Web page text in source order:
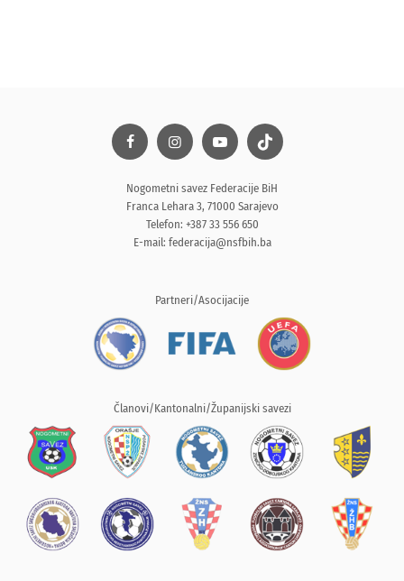
Nogometni savez Federacije BiH
Franca Lehara 3, 71000 Sarajevo
Telefon: +387 33 556 650
E-mail: federacija@nsfbih.ba
Partneri/Asocijacije
Članovi/Kantonalni/Županijski savezi